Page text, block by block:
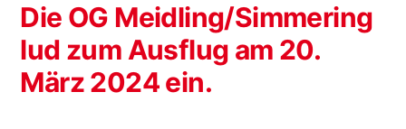
Die OG Meidling/Simmering
lud zum Ausflug am 20.
März 2024 ein.